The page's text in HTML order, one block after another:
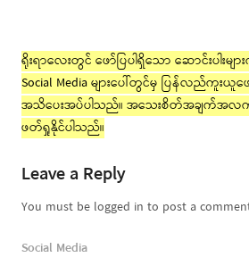
ရိုးရာလေးတွင် ဖော်ပြပါရှိသော ဆောင်းပါးမ
Social Media များပေါ်တွင်မှ ပြန်လည်ကူးယူဖ
အသိပေးအပ်ပါသည်။ အသေးစိတ်အချက်အလက်
ဖတ်ရှုနိုင်ပါသည်။
Leave a Reply
You must be logged in to post a
Social Media